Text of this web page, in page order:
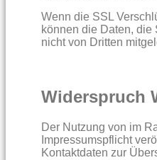
Wenn die SSL
können die Daten, die
nicht von Dritten
Widerspruch
Der Nutzung von im
Impressumspflicht
Kontaktdaten zur